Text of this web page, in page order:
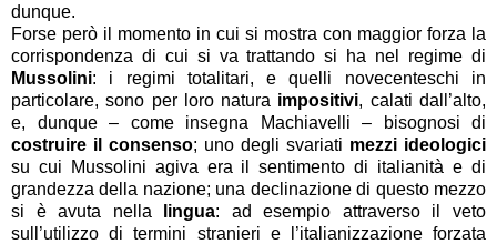
dunque.
Forse però il momento in cui si mostra con maggior forza la
corrispondenza di cui si va trattando si ha nel regime di
Mussolini: i regimi totalitari, e quelli novecenteschi in
particolare, sono per loro natura impositivi, calati dall’alto,
e, dunque – come insegna Machiavelli – bisognosi di
costruire il consenso; uno degli svariati mezzi ideologici
su cui Mussolini agiva era il sentimento di italianità e di
grandezza della nazione; una declinazione di questo mezzo
si è avuta nella
lingua: ad esempio attraverso il veto
sull’utilizzo di termini stranieri e l’italianizzazione forzata